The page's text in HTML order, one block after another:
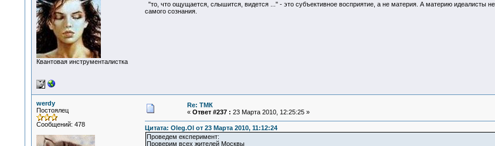
Квантовая инструменталистка
"то, что ощущается, слышится, видется ..." - это субъективное восприятие, а не материя. А материю идеалисты
самого сознания.
werdy
Постоялец
Сообщений: 478
Re: ТМК
« Ответ #237 : 23 Марта 2010, 12:25:25 »
Цитата: Oleg.Ol от 23 Марта 2010, 11:12:24
Проведем експеримент:
Проверим всех жителей Москвы